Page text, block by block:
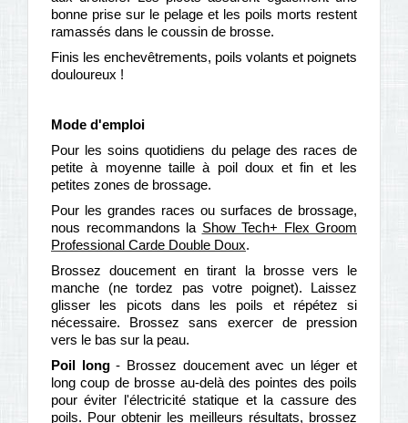
bonne prise sur le pelage et les poils morts restent
ramassés dans le coussin de brosse.
Finis les enchevêtrements, poils volants et poignets
douloureux !
Mode d'emploi
Pour les soins quotidiens du pelage des races de
petite à moyenne taille à poil doux et fin et les
petites zones de brossage.
Pour les grandes races ou surfaces de brossage,
nous recommandons la Show Tech+ Flex Groom
Professional Carde Double Doux.
Brossez doucement en tirant la brosse vers le
manche (ne tordez pas votre poignet). Laissez
glisser les picots dans les poils et répétez si
nécessaire. Brossez sans exercer de pression
vers le bas sur la peau.
Poil long- Brossez doucement avec un léger et
long coup de brosse au-delà des pointes des poils
pour éviter l'électricité statique et la cassure des
poils. Pour obtenir les meilleurs résultats, brossez